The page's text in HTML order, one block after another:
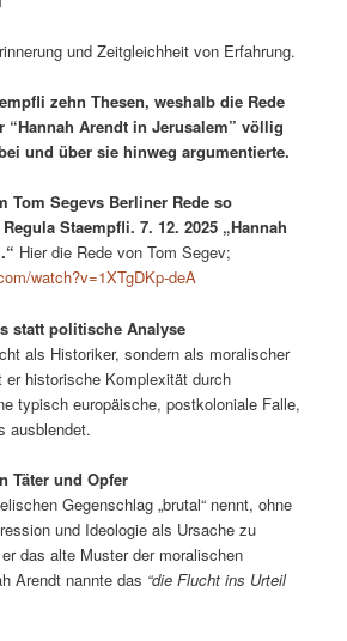
und Zeitgleichheit von Erfahrung.
zehn Thesen, weshalb die Rede
“Hannah Arendt in Jerusalem” völlig
und über sie hinweg argumentierte.
Tom Segevs Berliner Rede so
Staempfli. 7. 12. 2025 „Hannah
Hier die Rede von Tom Segev;
watch?v=1XTgDKp-deA
statt politische Analyse
als Historiker, sondern als moralischer
er historische Komplexität durch
typisch europäische, postkoloniale Falle,
ausblendet.
Täter und Opfer
Gegenschlag „brutal“ nennt, ohne
und Ideologie als Ursache zu
das alte Muster der moralischen
Arendt nannte das “die Flucht ins Urteil